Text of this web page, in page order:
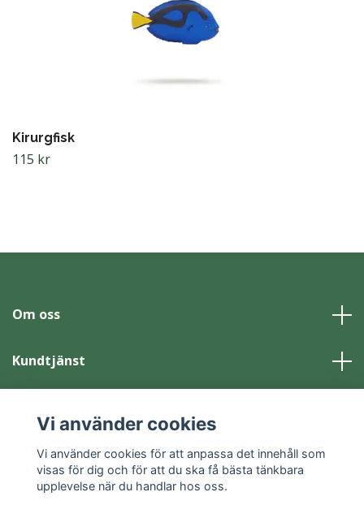
Kirurgfisk
115 kr
Om oss
Kundtjänst
Sociala medier
Vi använder cookies
Vi använder cookies för att anpassa det innehåll som
visas för dig och för att du ska få bästa tänkbara
upplevelse när du handlar hos oss.